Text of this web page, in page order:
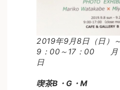
2019年9月8日（日）
9：00～17：00 月
日
喫茶B・G・M